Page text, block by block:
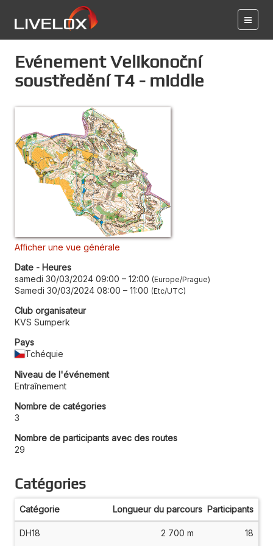
Evénement Velikonoční
soustředění T4 - middle
Afficher une vue générale
Date - Heures
samedi 30/03/2024 09:00 – 12:00 Europe/Prague
Samedi 30/03/2024 08:00 – 11:00 Etc/UTC
Club organisateur
KVS Sumperk
Pays
Tchéquie
Niveau de l'événement
Entraînement
Nombre de catégories
3
Nombre de participants avec des routes
29
Catégories
Catégorie Longueur du parcours Participants
DH18 2 700 m 18